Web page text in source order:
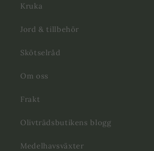
Kruka
Jord & tillbehör
Skötselråd
Om oss
Frakt
Olivträdsbutikens blogg
Medelhavsväxter